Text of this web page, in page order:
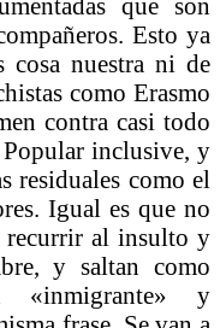
Esto ya
cosa nuestra ni de
como Erasmo
contra casi todo
inclusive, y
residuales como el
Igual es que no
recurrir al insulto y
y saltan como
«inmigrante» y